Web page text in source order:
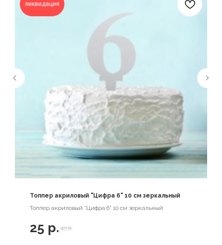
ликвидация
Топпер акриловый "Цифра 6" 10 см зеркальный
Топпер акриловый "Цифра 6" 10 см зеркальный
25 р. 45 р.